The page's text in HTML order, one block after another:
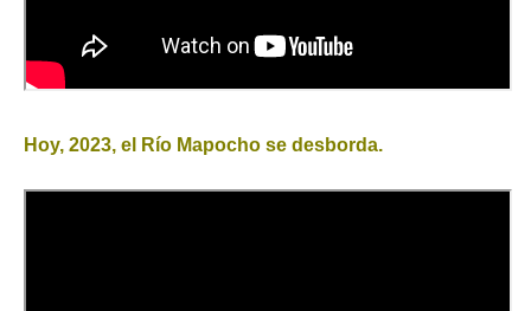
Hoy, 2023, el Río Mapocho se desborda.